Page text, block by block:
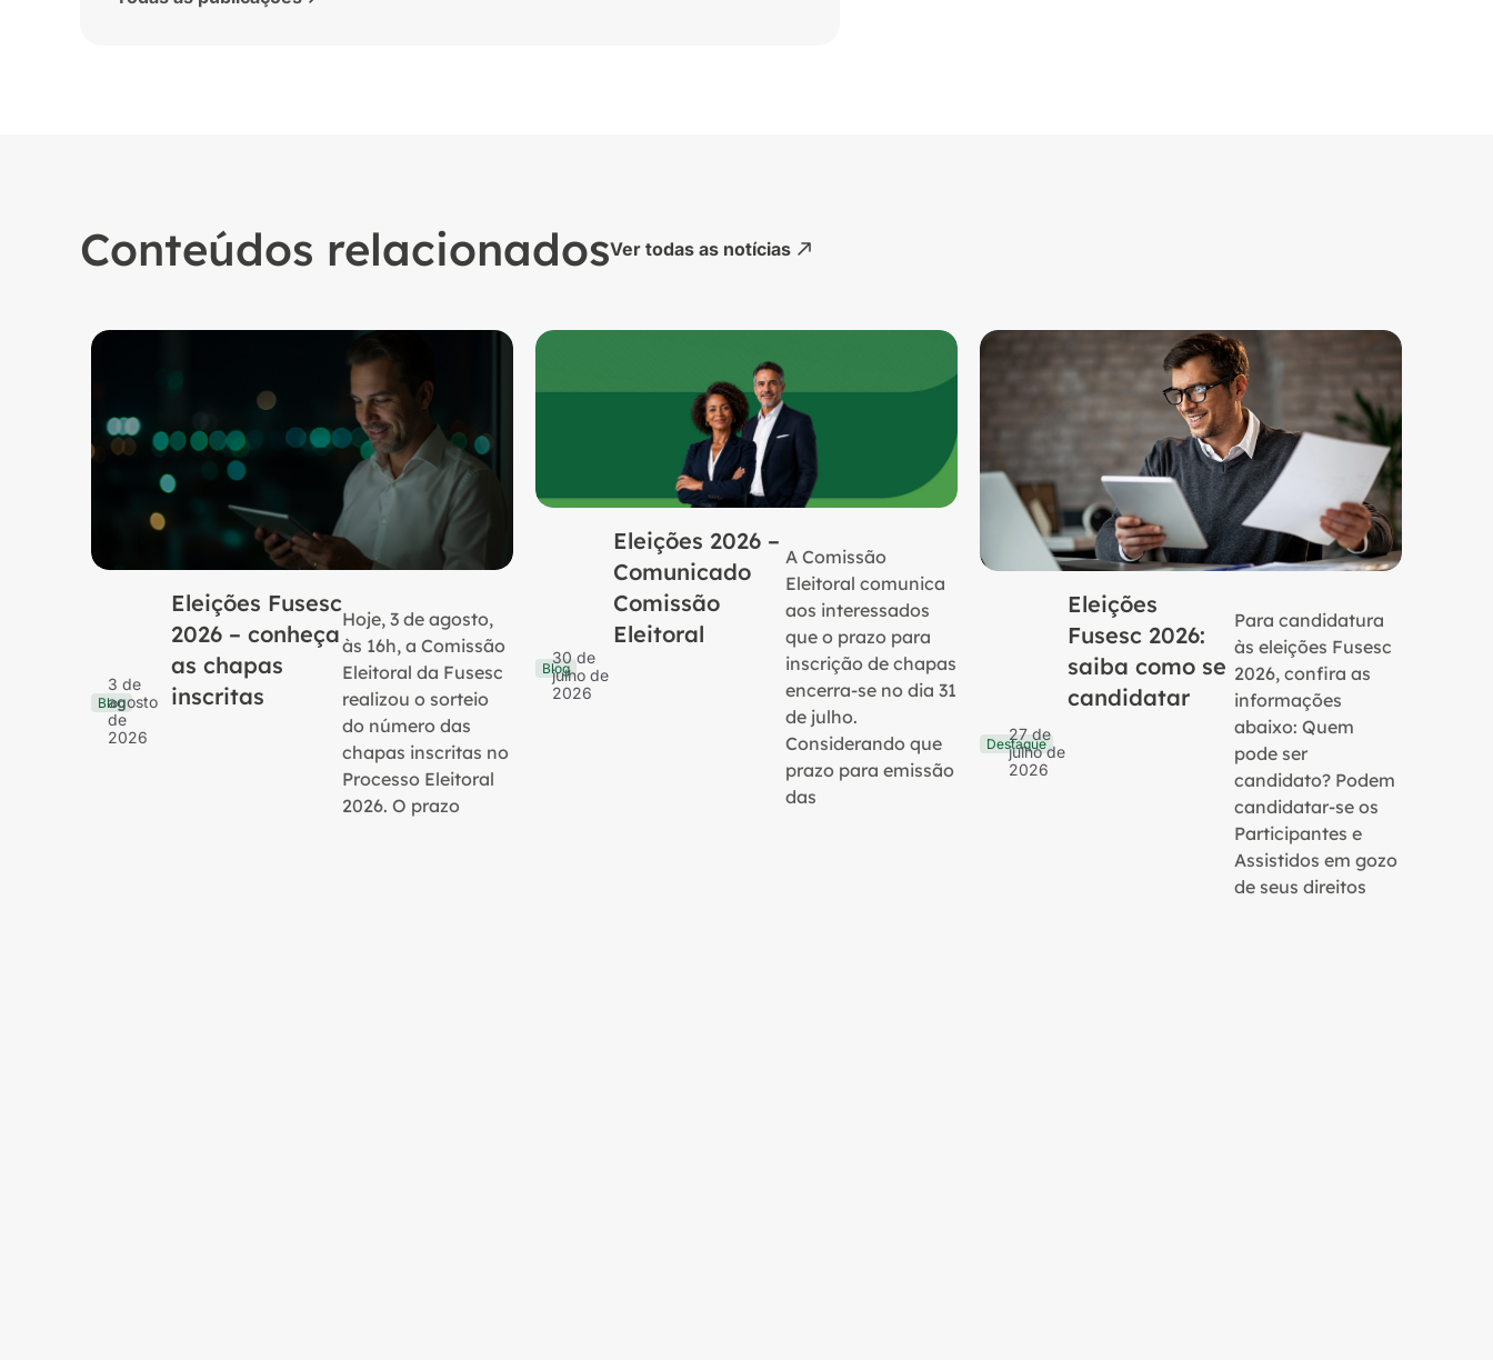
Conteúdos relacionadosVer todas as notícias
Blog
3 de
agosto
de
2026
Eleições Fusesc
2026 – conheça
as chapas
inscritas
Hoje, 3 de agosto,
às 16h, a Comissão
Eleitoral da Fusesc
realizou o sorteio
do número das
chapas inscritas no
Processo Eleitoral
2026. O prazo
Blog
30 de
julho de
2026
Eleições 2026 –
Comunicado
Comissão
Eleitoral
A Comissão
Eleitoral comunica
aos interessados
que o prazo para
inscrição de chapas
encerra-se no dia 31
de julho.
Considerando que
prazo para emissão
das
Destaque
27 de
julho de
2026
Eleições
Fusesc 2026:
saiba como se
candidatar
Para candidatura
às eleições Fusesc
2026, confira as
informações
abaixo: Quem
pode ser
candidato? Podem
candidatar-se os
Participantes e
Assistidos em gozo
de seus direitos